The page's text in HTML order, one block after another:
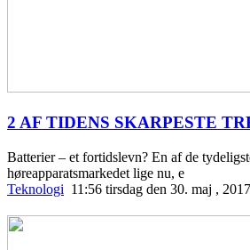
2 AF TIDENS SKARPESTE
Batterier – et fortidslevn? En af de
høreapparatsmarkedet lige nu, e
Teknologi 11:56 tirsdag den 30. maj , 2017